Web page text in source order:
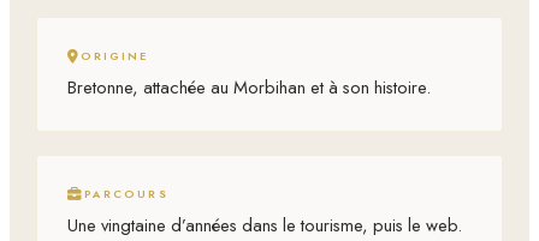
ORIGINE
Bretonne, attachée au Morbihan et à son histoire.
PARCOURS
Une vingtaine d’années dans le tourisme, puis le web.